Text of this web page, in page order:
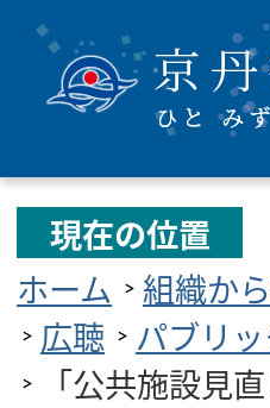
現在の位置
ホーム
組織か
広聴
パブリ
「公共施設見